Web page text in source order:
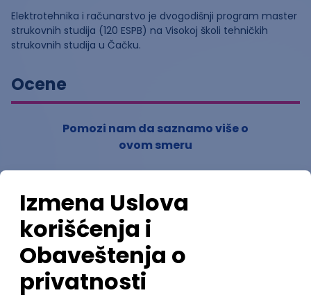
Elektrotehnika i računarstvo je dvogodišnji program master
strukovnih studija (120 ESPB) na Visokoj školi tehničkih
strukovnih studija u Čačku.
Ocene
Pomozi nam da saznamo više o
ovom smeru
( ocena)
Ostavi ocenu
Nastavni kadar